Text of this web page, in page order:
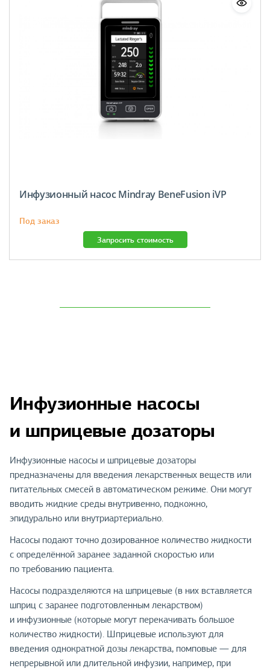
Инфузионный насос Mindray BeneFusion iVP
Под заказ
Запросить стоимость
Инфузионные насосы
и шприцевые дозаторы
Инфузионные насосы и шприцевые дозаторы
предназначены для введения лекарственных веществ или
питательных смесей в автоматическом режиме. Они могут
вводить жидкие среды внутривенно, подкожно,
эпидурально или внутриартериально.
Насосы подают точно дозированное количество жидкости
с определённой заранее заданной скоростью или
по требованию пациента.
Насосы подразделяются на шприцевые (в них вставляется
шприц с заранее подготовленным лекарством)
и инфузионные (которые могут перекачивать большое
количество жидкости). Шприцевые используют для
введения однократной дозы лекарства, помповые — для
непрерывной или длительной инфузии, например, при